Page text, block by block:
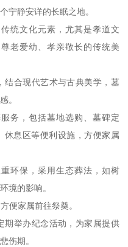
宁静安详的长眠之地。
统文化元素，尤其是孝道文
老爱幼、孝亲敬长的传统美
结合现代艺术与古典美学，墓
。
务，包括墓地选购、墓碑定
休息区等便利设施，方便家属
环保，采用生态葬法，如树
境的影响。
便家属前往祭奠。
期举办纪念活动，为家属提供
伤期。